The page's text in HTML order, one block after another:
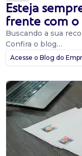
Esteja
frente com
Buscando a sua
Confira o blog…
Acesse o Blog do